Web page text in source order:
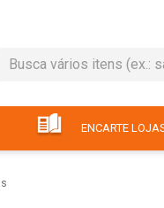
Busca vários itens (ex.: sal,
ENCARTE
café